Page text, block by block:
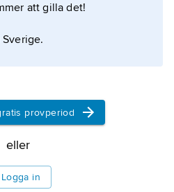
artikeln
att gilla det!
provperiod
eller
Logga in